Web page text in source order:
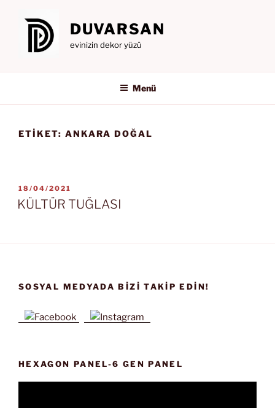
DUVARSAN
evinizin dekor yüzü
Menü
ETIKET: ANKARA DOĞAL
YAYIM
TARIHI
18/04/2021
KÜLTÜR TUĞLASI
SOSYAL MEDYADA BIZI TAKIP EDIN!
HEXAGON PANEL-6 GEN PANEL